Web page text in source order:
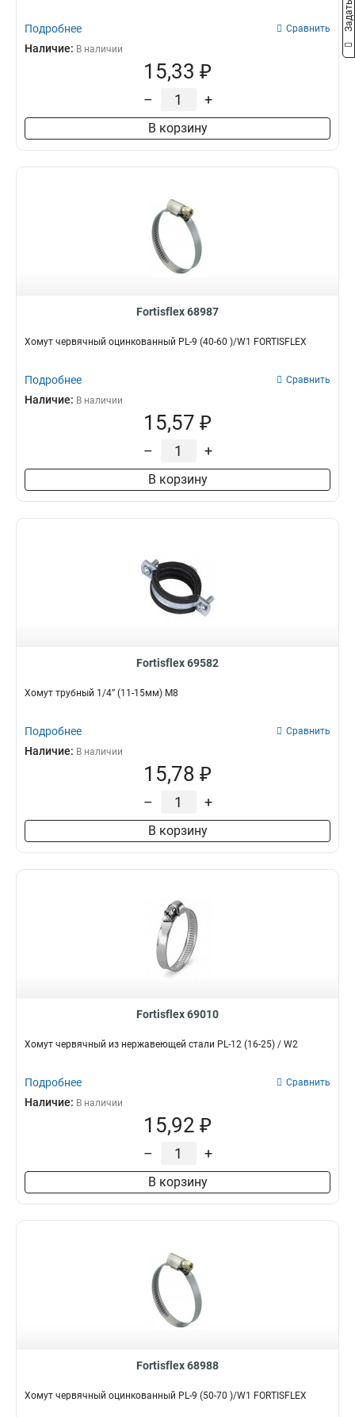
Подробнее Сравнить
Наличие: В наличии
15,33 ₽
– +
В корзину
Fortisflex 68987
Хомут червячный оцинкованный PL-9 (40-60 )/W1 FORTISFLEX
Подробнее Сравнить
Наличие: В наличии
15,57 ₽
– +
В корзину
Fortisflex 69582
Хомут трубный 1/4” (11-15мм) М8
Подробнее Сравнить
Наличие: В наличии
15,78 ₽
– +
В корзину
Fortisflex 69010
Хомут червячный из нержавеющей стали PL-12 (16-25) / W2
Подробнее Сравнить
Наличие: В наличии
15,92 ₽
– +
В корзину
Fortisflex 68988
Хомут червячный оцинкованный PL-9 (50-70 )/W1 FORTISFLEX